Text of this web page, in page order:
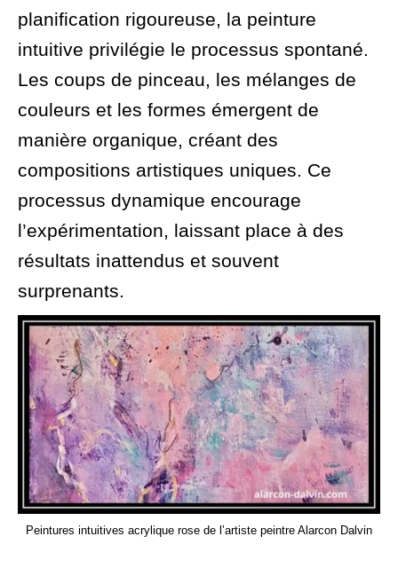
planification rigoureuse, la peinture
intuitive privilégie le processus spontané.
Les coups de pinceau, les mélanges de
couleurs et les formes émergent de
manière organique, créant des
compositions artistiques uniques. Ce
processus dynamique encourage
l’expérimentation, laissant place à des
résultats inattendus et souvent
surprenants.
Peintures intuitives acrylique rose de l’artiste peintre Alarcon Dalvin